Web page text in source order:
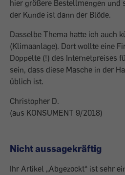
hier größere Bestellmengen und
der Kunde ist dann der Blöde.
Dasselbe Thema hatte ich auch
(Klimaanlage). Dort wollte eine
Doppelte (!) des Internetpreises
sein, dass diese Masche in der
üblich ist.
Christopher D.
(aus KONSUMENT 9/2018)
Nicht aussagekräftig
Ihr Artikel „Abgezockt“ ist sehr